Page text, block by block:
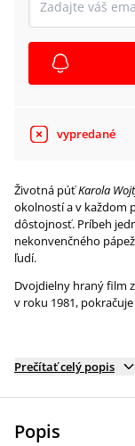
vypredané
Životná púťKarola
okolností a v každom
dôstojnosť. Príbeh
nekonvenčného
ľudí.
Dvojdielny hraný film
v roku 1981,
Prečítať celý popis
Popis